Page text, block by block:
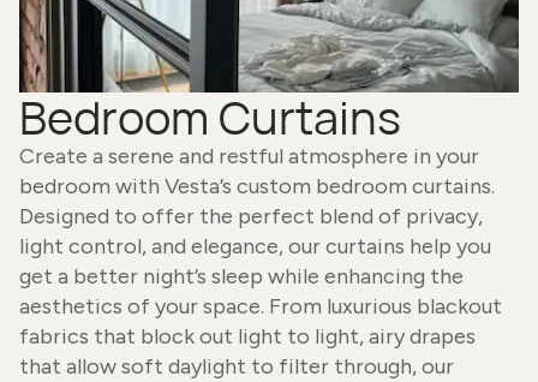
Bedroom Curtains
Create a serene and restful atmosphere in your
bedroom with Vesta’s custom bedroom curtains.
Designed to offer the perfect blend of privacy,
light control, and elegance, our curtains help you
get a better night’s sleep while enhancing the
aesthetics of your space. From luxurious blackout
fabrics that block out light to light, airy drapes
that allow soft daylight to filter through, our